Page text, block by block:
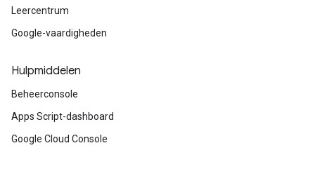
Leercentrum
Google-vaardigheden
Hulpmiddelen
Beheerconsole
Apps Script-dashboard
Google Cloud Console